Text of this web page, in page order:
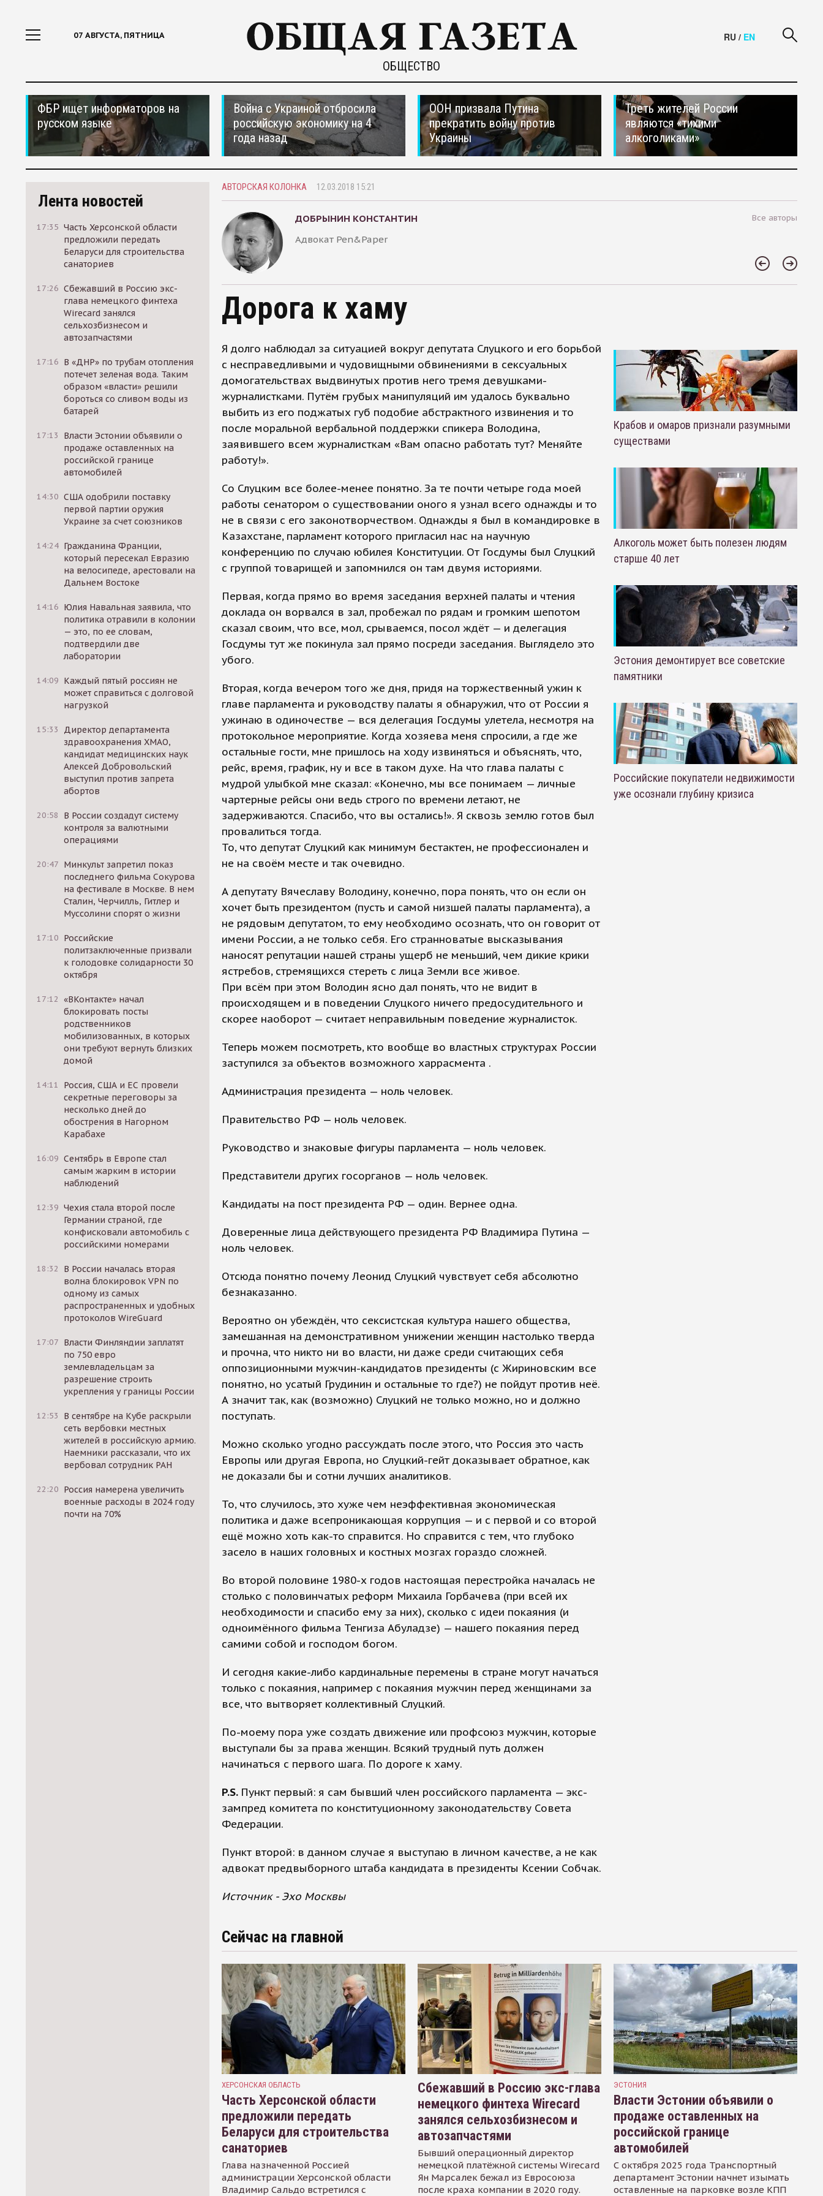
07 АВГУСТА, ПЯТНИЦА
ОБЩЕСТВО
RU / EN
ФБР ищет информаторов на
русском языке
Война с Украиной отбросила
российскую экономику на 4
года назад
ООН призвала Путина
прекратить войну против
Украины
Треть жителей России
являются «тихими
алкоголиками»
Лента новостей
17:35 Часть Херсонской области
предложили передать
Беларуси для строительства
санаториев
17:26 Сбежавший в Россию экс-
глава немецкого финтеха
Wirecard занялся
сельхозбизнесом и
автозапчастями
17:16 В «ДНР» по трубам отопления
потечет зеленая вода. Таким
образом «власти» решили
бороться со сливом воды из
батарей
17:13
Власти Эстонии объявили о
продаже оставленных на
российской границе
автомобилей
14:30 США одобрили поставку
первой партии оружия
Украине за счет союзников
14:24 Гражданина Франции,
который пересекал Евразию
на велосипеде, арестовали на
Дальнем Востоке
14:16 Юлия Навальная заявила, что
политика отравили в колонии
— это, по ее словам,
подтвердили две
лаборатории
14:09 Каждый пятый россиян не
может справиться с долговой
нагрузкой
15:33
Директор департамента
здравоохранения ХМАО,
кандидат медицинских наук
Алексей Добровольский
выступил против запрета
абортов
20:58
В России создадут систему
контроля за валютными
операциями
20:47 Минкульт запретил показ
последнего фильма Сокурова
на фестивале в Москве. В нем
Сталин, Черчилль, Гитлер и
Муссолини спорят о жизни
17:10 Российские
политзаключенные призвали
к голодовке солидарности 30
октября
17:12 «ВКонтакте» начал
блокировать посты
родственников
мобилизованных, в которых
они требуют вернуть близких
домой
14:11
Россия, США и ЕС провели
секретные переговоры за
несколько дней до
обострения в Нагорном
Карабахе
16:09 Сентябрь в Европе стал
самым жарким в истории
наблюдений
12:39 Чехия стала второй после
Германии страной, где
конфисковали автомобиль с
российскими номерами
18:32
В России началась вторая
волна блокировок VPN по
одному из самых
распространенных и удобных
протоколов WireGuard
17:07 Власти Финляндии заплатят
по 750 евро
землевладельцам за
разрешение строить
укрепления у границы России
12:53
В сентябре на Кубе раскрыли
сеть вербовки местных
жителей в российскую армию.
Наемники рассказали, что их
вербовал сотрудник РАН
22:20 Россия намерена увеличить
военные расходы в 2024 году
почти на 70%
АВТОРСКАЯ КОЛОНКА 12.03.2018 15:21
ДОБРЫНИН КОНСТАНТИН
Адвокат Pen&Paper
Все авторы
Дорога к хаму
Я долго наблюдал за ситуацией вокруг депутата Слуцкого и его борьбой
с несправедливыми и чудовищными обвинениями в сексуальных
домогательствах выдвинутых против него тремя девушками-
журналистками. Путём грубых манипуляций им удалось буквально
выбить из его поджатых губ подобие абстрактного извинения и то
после моральной вербальной поддержки спикера Володина,
заявившего всем журналисткам «Вам опасно работать тут? Меняйте
работу!».
Со Слуцким все более-менее понятно. За те почти четыре года моей
работы сенатором о существовании оного я узнал всего однажды и то
не в связи с его законотворчеством. Однажды я был в командировке в
Казахстане, парламент которого пригласил нас на научную
конференцию по случаю юбилея Конституции. От Госдумы был Слуцкий
с группой товарищей и запомнился он там двумя историями.
Первая, когда прямо во время заседания верхней палаты и чтения
доклада он ворвался в зал, пробежал по рядам и громким шепотом
сказал своим, что все, мол, срываемся, посол ждёт — и делегация
Госдумы тут же покинула зал прямо посреди заседания. Выглядело это
убого.
Вторая, когда вечером того же дня, придя на торжественный ужин к
главе парламента и руководству палаты я обнаружил, что от России я
ужинаю в одиночестве — вся делегация Госдумы улетела, несмотря на
протокольное мероприятие. Когда хозяева меня спросили, а где же
остальные гости, мне пришлось на ходу извиняться и объяснять, что,
рейс, время, график, ну и все в таком духе. На что глава палаты с
мудрой улыбкой мне сказал: «Конечно, мы все понимаем — личные
чартерные рейсы они ведь строго по времени летают, не
задерживаются. Спасибо, что вы остались!». Я сквозь землю готов был
провалиться тогда.
То, что депутат Слуцкий как минимум бестактен, не профессионален и
не на своём месте и так очевидно.
А депутату Вячеславу Володину, конечно, пора понять, что он если он
хочет быть президентом (пусть и самой низшей палаты парламента), а
не рядовым депутатом, то ему необходимо осознать, что он говорит от
имени России, а не только себя. Его странноватые высказывания
наносят репутации нашей страны ущерб не меньший, чем дикие крики
ястребов, стремящихся стереть с лица Земли все живое.
При всём при этом Володин ясно дал понять, что не видит в
происходящем и в поведении Слуцкого ничего предосудительного и
скорее наоборот — считает неправильным поведение журналисток.
Теперь можем посмотреть, кто вообще во властных структурах России
заступился за объектов возможного харрасмента .
Администрация президента — ноль человек.
Правительство РФ — ноль человек.
Руководство и знаковые фигуры парламента — ноль человек.
Представители других госорганов — ноль человек.
Кандидаты на пост президента РФ — один. Вернее одна.
Доверенные лица действующего президента РФ Владимира Путина —
ноль человек.
Отсюда понятно почему Леонид Слуцкий чувствует себя абсолютно
безнаказанно.
Вероятно он убеждён, что сексистская культура нашего общества,
замешанная на демонстративном унижении женщин настолько тверда
и прочна, что никто ни во власти, ни даже среди считающих себя
оппозиционными мужчин-кандидатов президенты (с Жириновским все
понятно, но усатый Грудинин и остальные то где?) не пойдут против неё.
А значит так, как (возможно) Слуцкий не только можно, но и должно
поступать.
Можно сколько угодно рассуждать после этого, что Россия это часть
Европы или другая Европа, но Слуцкий-гейт доказывает обратное, как
не доказали бы и сотни лучших аналитиков.
То, что случилось, это хуже чем неэффективная экономическая
политика и даже всепроникающая коррупция — и с первой и со второй
ещё можно хоть как-то справится. Но справится с тем, что глубоко
засело в наших головных и костных мозгах гораздо сложней.
Во второй половине 1980-х годов настоящая перестройка началась не
столько с половинчатых реформ Михаила Горбачева (при всей их
необходимости и спасибо ему за них), сколько с идеи покаяния (и
одноимённого фильма Тенгиза Абуладзе) — нашего покаяния перед
самими собой и господом богом.
И сегодня какие-либо кардинальные перемены в стране могут начаться
только с покаяния, например с покаяния мужчин перед женщинами за
все, что вытворяет коллективный Слуцкий.
По-моему пора уже создать движение или профсоюз мужчин, которые
выступали бы за права женщин. Всякий трудный путь должен
начинаться с первого шага. По дороге к хаму.
P.S. Пункт первый: я сам бывший член российского парламента — экс-
зампред комитета по конституционному законодательству Совета
Федерации.
Пункт второй: в данном случае я выступаю в личном качестве, а не как
адвокат предвыборного штаба кандидата в президенты Ксении Собчак.
Источник - Эхо Москвы
Крабов и омаров признали разумными
существами
Алкоголь может быть полезен людям
старше 40 лет
Эстония демонтирует все советские
памятники
Российские покупатели недвижимости
уже осознали глубину кризиса
Сейчас на главной
ХЕРСОНСКАЯ ОБЛАСТЬ
Часть Херсонской области
предложили передать
Беларуси для строительства
санаториев
Глава назначенной Россией
администрации Херсонской области
Владимир Сальдо встретился с
Сбежавший в Россию экс-глава
немецкого финтеха Wirecard
занялся сельхозбизнесом и
автозапчастями
Бывший операционный директор
немецкой платёжной системы Wirecard
Ян Марсалек бежал из Евросоюза
после краха компании в 2020 году.
ЭСТОНИЯ
Власти Эстонии объявили о
продаже оставленных на
российской границе
автомобилей
С октября 2025 года Транспортный
департамент Эстонии начнет изымать
оставленные на парковке возле КПП